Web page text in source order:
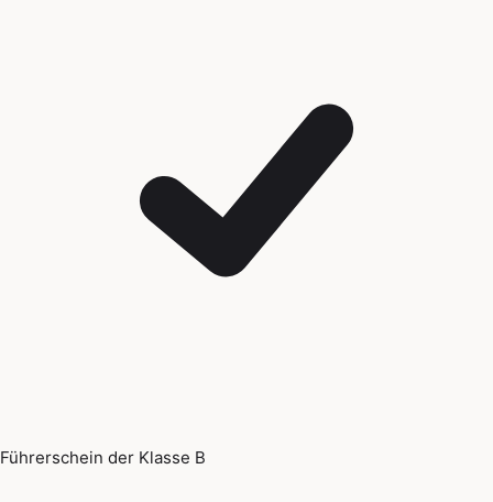
Führerschein der Klasse B